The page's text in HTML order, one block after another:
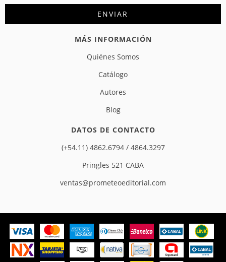
MÁS INFORMACIÓN
Quiénes Somos
Catálogo
Autores
Blog
DATOS DE CONTACTO
(+54.11) 4862.6794 / 4864.3297
Pringles 521 CABA
ventas@prometeoeditorial.com